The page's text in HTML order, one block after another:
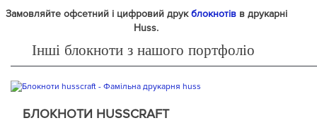
Замовляйте офсетний і цифровий друкблокнотівв друкарні
Huss.
Інші блокноти з нашого портфоліо
БЛОКНОТИ HUSSCRAFT